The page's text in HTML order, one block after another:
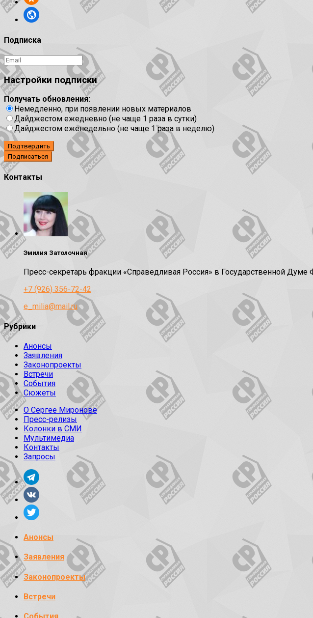
Подписка
Настройки подписки
Получать обновления:
Немедленно, при появлении новых материалов
Дайджестом ежедневно (не чаще 1 раза в сутки)
Дайджестом еженедельно (не чаще 1 раза в неделю)
Подтвердить
Контакты
Эмилия Затолочная
Пресс-секретарь фракции «Справедливая Россия» в Государственной
+7 (926) 356-72-42
e_milia@mail.ru
Рубрики
Анонсы
Заявления
Законопроекты
Встречи
События
Сюжеты
О Сергее Миронове
Пресс-релизы
Колонки в СМИ
Мультимедиа
Контакты
Запросы
Анонсы
Заявления
Законопроекты
Встречи